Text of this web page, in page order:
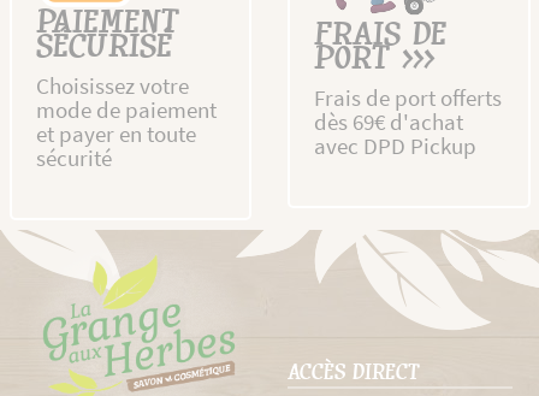
PAIEMENT
SÉCURISÉ
Choisissez votre
mode de paiement
et payer en toute
sécurité
FRAIS DE
PORT >>>
Frais de port offerts
dès 69€ d'achat
avec DPD Pickup
ACCÈS DIRECT